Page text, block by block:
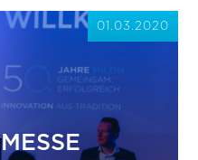
01.03.2020